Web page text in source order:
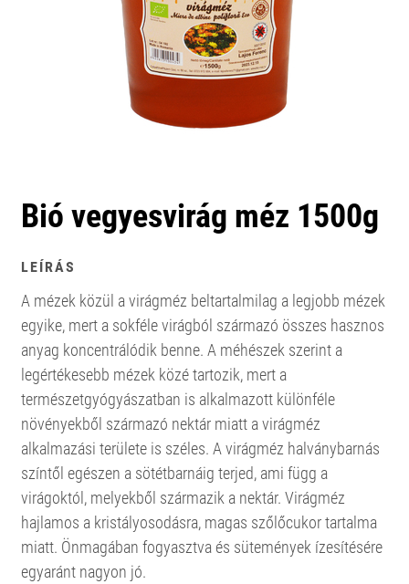
Bió vegyesvirág méz 1500g
LEÍRÁS
A mézek közül a virágméz beltartalmilag a legjobb mézek
egyike, mert a sokféle virágból származó összes hasznos
anyag koncentrálódik benne. A méhészek szerint a
legértékesebb mézek közé tartozik, mert a
természetgyógyászatban is alkalmazott különféle
növényekből származó nektár miatt a virágméz
alkalmazási területe is széles. A virágméz halványbarnás
színtől egészen a sötétbarnáig terjed, ami függ a
virágoktól, melyekből származik a nektár. Virágméz
hajlamos a kristályosodásra, magas szőlőcukor tartalma
miatt. Önmagában fogyasztva és sütemények ízesítésére
egyaránt nagyon jó.